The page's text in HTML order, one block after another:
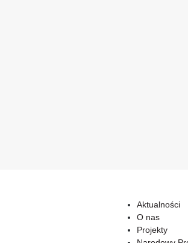
Aktualności
O nas
Projekty